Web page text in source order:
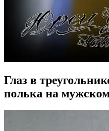
Глаз в
полька на